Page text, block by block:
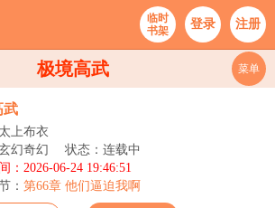
临时
书架
登录 注册
极境高武 菜单
武
上布衣
幻奇幻
状态：连载中
：2026-06-24 19:46:51
： 第66章 他们逼迫我啊